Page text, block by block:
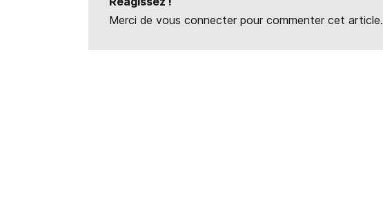
Merci de vous connecter pour commenter cet article.